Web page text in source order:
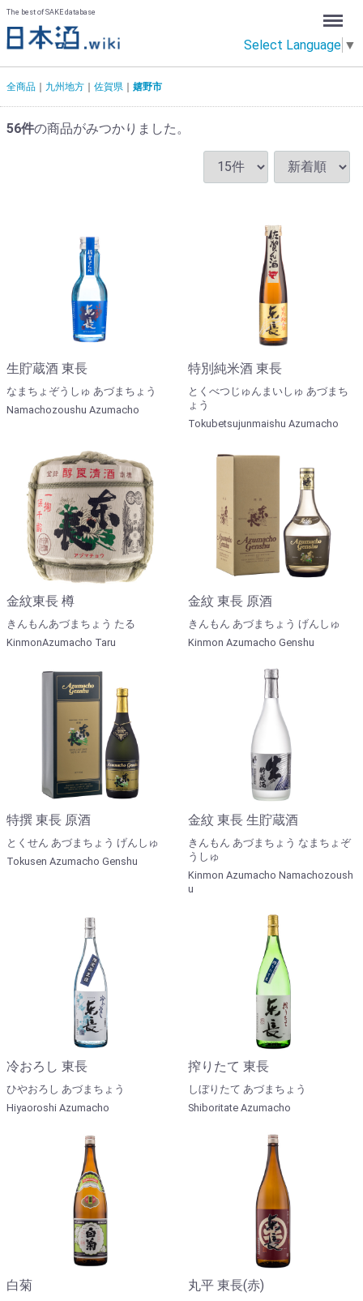
The best of SAKE database
Select Language ▼
Menu
全商品 九州地方 佐賀県 嬉野市
56件の商品がみつかりました。
生貯蔵酒 東長
なまちょぞうしゅ あづまちょう
Namachozoushu Azumacho
特別純米酒 東長
とくべつじゅんまいしゅ あづまち
ょう
Tokubetsujunmaishu Azumacho
金紋東長 樽
きんもんあづまちょう たる
KinmonAzumacho Taru
金紋 東長 原酒
きんもん あづまちょう げんしゅ
Kinmon Azumacho Genshu
特撰 東長 原酒
とくせん あづまちょう げんしゅ
Tokusen Azumacho Genshu
金紋 東長 生貯蔵酒
きんもん あづまちょう なまちょぞ
うしゅ
Kinmon Azumacho Namachozoush
u
冷おろし 東長
ひやおろし あづまちょう
Hiyaoroshi Azumacho
搾りたて 東長
しぼりたて あづまちょう
Shiboritate Azumacho
白菊 丸平 東長(赤)